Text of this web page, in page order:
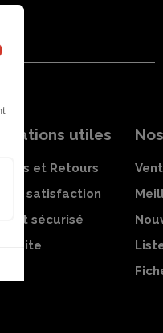
utiles
et Retours
satisfaction
sécurisé
du site